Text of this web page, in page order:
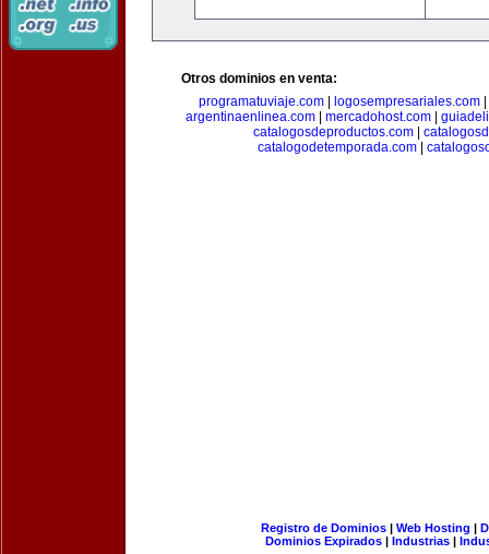
Otros dominios en venta:
programatuviaje.com| logosempresariales.com|
argentinaenlinea.com| mercadohost.com|
catalogosdeproductos.com
catalogodetemporada.com
Registro de Dominios| Web Hosting |
Dominios Expirados | Industrias |